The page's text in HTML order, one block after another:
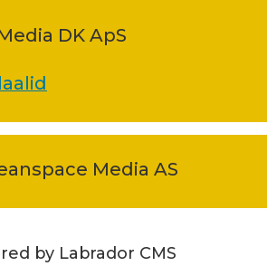
DK ApS
Media AS
by Labrador CMS